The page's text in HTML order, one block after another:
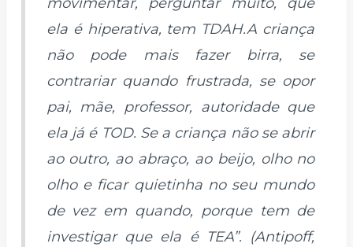
ela é hiperativa, tem TDAH.A criança
não pode mais fazer birra, se
contrariar quando frustrada, se opor
pai, mãe, professor, autoridade que
ela já é TOD. Se a criança não se abrir
ao outro, ao abraço, ao beijo, olho no
olho e ficar quietinha no seu mundo
de vez em quando, porque tem de
investigar que ela é TEA”. (Antipoff,